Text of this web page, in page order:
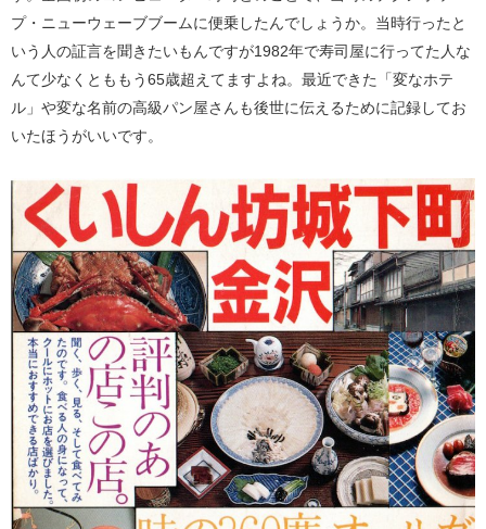
プ・ニューウェーブブームに便乗したんでしょうか。当時行ったと
いう人の証言を聞きたいもんですが1982年で寿司屋に行ってた人な
んて少なくとももう65歳超えてますよね。最近できた「変なホテ
ル」や変な名前の高級パン屋さんも後世に伝えるために記録してお
いたほうがいいです。